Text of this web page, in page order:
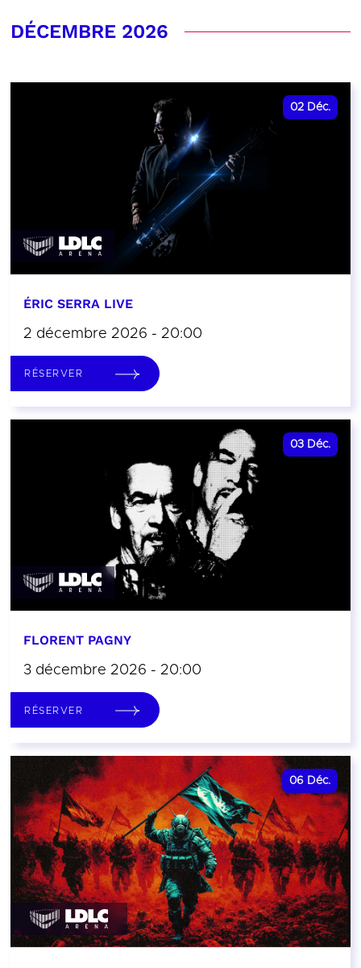
DÉCEMBRE 2026
02 Déc.
ÉRIC SERRA LIVE
2 décembre 2026 - 20:00
RÉSERVER
03 Déc.
FLORENT PAGNY
3 décembre 2026 - 20:00
RÉSERVER
06 Déc.